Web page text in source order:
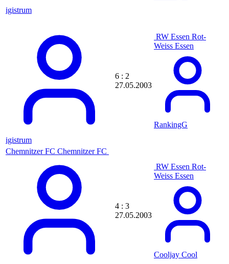
Drache75
Drago
Dragon
Drakon
dreaNN_
Dreni
droth
Dr_Dinki
DSchmndtk
dstantzios
Dukester
dUne
durmishaj
Dwayne Johnson
Dynamo1983sgd
DynnochkaTal
d_scheppi
Eazy-E
Ebi
Edde84
Eddi
igistrum
igistrum
6 : 2
27.05.2003
RW Essen Rot-
Weiss Essen
RankingG
Chemnitzer FC Chemnitzer FC
4 : 3
27.05.2003
RW Essen Rot-
Weiss Essen
Cooljay Cool